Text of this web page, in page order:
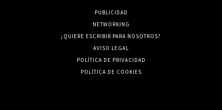
PUBLICIDAD
NETWORKING
¿QUIERE ESCRIBIR PARA NOSOTROS?
AVISO LEGAL
POLÍTICA DE PRIVACIDAD
POLÍTICA DE COOKIES